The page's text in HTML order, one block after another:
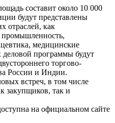
составит около 10 000
будут представлены
отраслей, как
медицинские
программы будут
торгово-
России и Индии.
встреч, в том числе
закупщиков, так и
на официальном сайте